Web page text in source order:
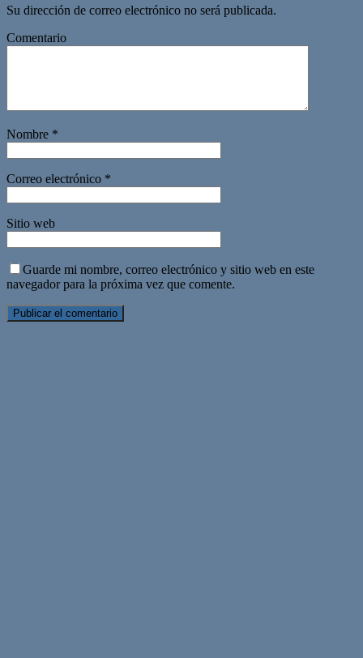
Su dirección de correo electrónico no será publicada.
Comentario
Nombre *
Correo electrónico *
Sitio web
Guarde mi nombre, correo electrónico y sitio web en este
navegador para la próxima vez que comente.